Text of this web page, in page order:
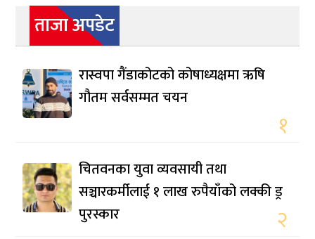
ताजा अपडेट
रास्वपा गैंडाकोटको कोषाध्यक्षमा ऋषि
गौतम सर्वसम्मत चयन
१
चितवनका युवा व्यवसायी तथा
सञ्चारकर्मीलाई १ लाख रुपैयाँको लक्की ड्र
पुरस्कार
२